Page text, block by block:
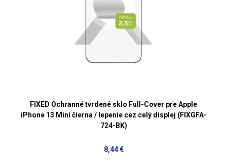
FIXED Ochranné tvrdené sklo Full-Cover pre Apple
iPhone 13 Mini čierna / lepenie cez celý displej (FIXGFA-
724-BK)
8,44 €